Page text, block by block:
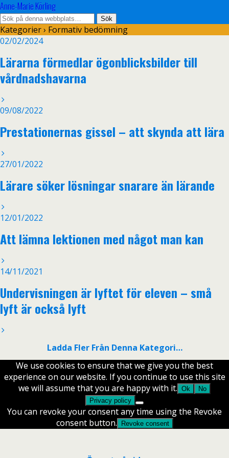
Anne-Marie Körling
Kategorier › Formativ bedömning
02/02/2024
Lärarna förmedlar ögonblicksbilder till
vårdnadshavarna
09/08/2022
Prestationernas gissel – att skynda att lära
27/01/2022
Lärare söker lösningar snarare än lärande
12/01/2022
Att lämna lektionen med något man kan
14/11/2021
Undervisningen är lyftet för eleven – små
lyft är också lyft
Ladda Fler Från Denna Kategori…
We use cookies to ensure that we give you the best
experience on our website. If you continue to use this site
we will assume that you are happy with it. Ok
No
Privacy policy
You can revoke your consent any time using the Revoke
consent button.
Revoke consent